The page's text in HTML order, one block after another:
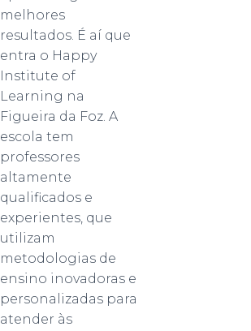
melhores
resultados. É aí que
entra o Happy
Institute of
Learning na
Figueira da Foz. A
escola tem
professores
altamente
qualificados e
experientes, que
utilizam
metodologias de
ensino inovadoras e
personalizadas para
atender às